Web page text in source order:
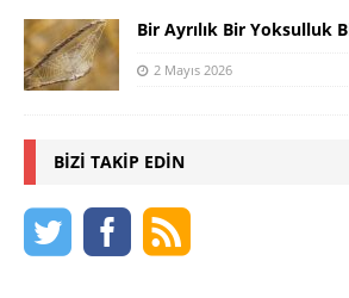
Bir Ayrılık Bir Yoksulluk
2 Mayıs 2026
BIZI TAKIP EDIN